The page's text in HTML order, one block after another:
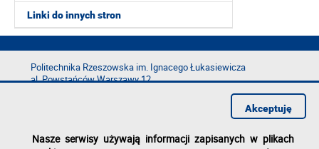
Linki do innych stron
Politechnika Rzeszowska im. Ignacego Łukasiewicza
al. Powstańców Warszawy 12
e-mail:kancelaria@prz.edu.pl
Nasze serwisy używają informacji zapisanych w plikach
Akceptuję